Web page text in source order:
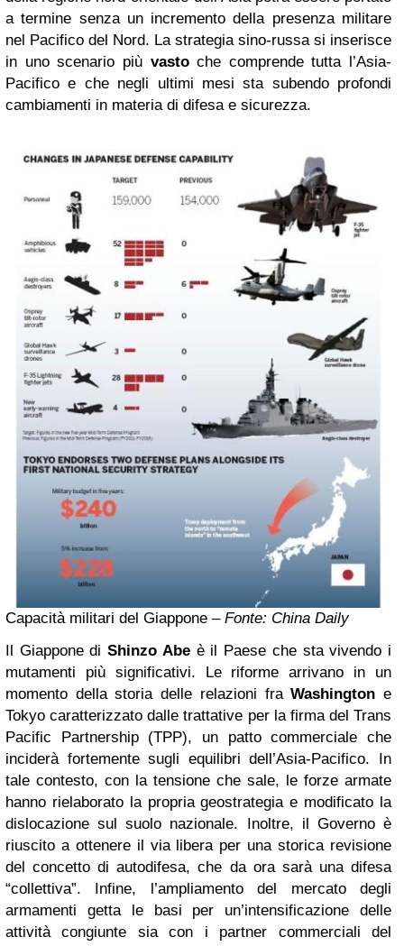
a termine senza un incremento della presenza militare
nel Pacifico del Nord. La strategia sino-russa si inserisce
in uno scenario più vastoche comprende tutta l’Asia-
Pacifico e che negli ultimi mesi sta subendo profondi
cambiamenti in materia di difesa e sicurezza.
Capacità militari del Giappone – Fonte: China Daily
Il Giappone diShinzo Abeè il Paese che sta vivendo i
mutamenti più significativi. Le riforme arrivano in un
momento della storia delle relazioni fraWashington e
Tokyo caratterizzato dalle trattative per la firma del Trans
Pacific Partnership (TPP), un patto commerciale che
inciderà fortemente sugli equilibri dell’Asia-Pacifico. In
tale contesto, con la tensione che sale, le forze armate
hanno rielaborato la propria geostrategia e modificato la
dislocazione sul suolo nazionale. Inoltre, il Governo è
riuscito a ottenere il via libera per una storica revisione
del concetto di autodifesa, che da ora sarà una difesa
“collettiva”. Infine, l’ampliamento del mercato degli
armamenti getta le basi per un’intensificazione delle
attività congiunte sia con i partner commerciali del